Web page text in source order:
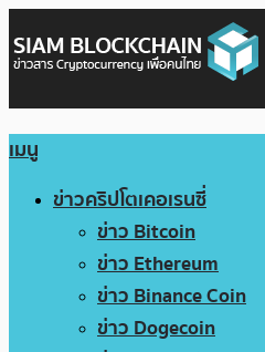
เมนู
ข่าวคริปโตเคอเรนซี่
ข่าว Bitcoin
ข่าว Ethereum
ข่าว Binance Coin
ข่าว Dogecoin